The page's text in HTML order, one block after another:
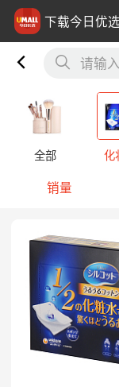
下载今日优
请输
全部 化
销量